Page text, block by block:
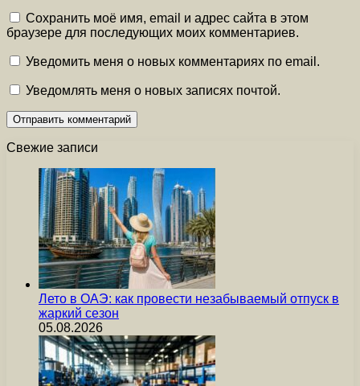
Сохранить моё имя, email и адрес сайта в этом
браузере для последующих моих комментариев.
Уведомить меня о новых комментариях по email.
Уведомлять меня о новых записях почтой.
Свежие записи
Лето в ОАЭ: как провести незабываемый отпуск в
жаркий сезон
05.08.2026